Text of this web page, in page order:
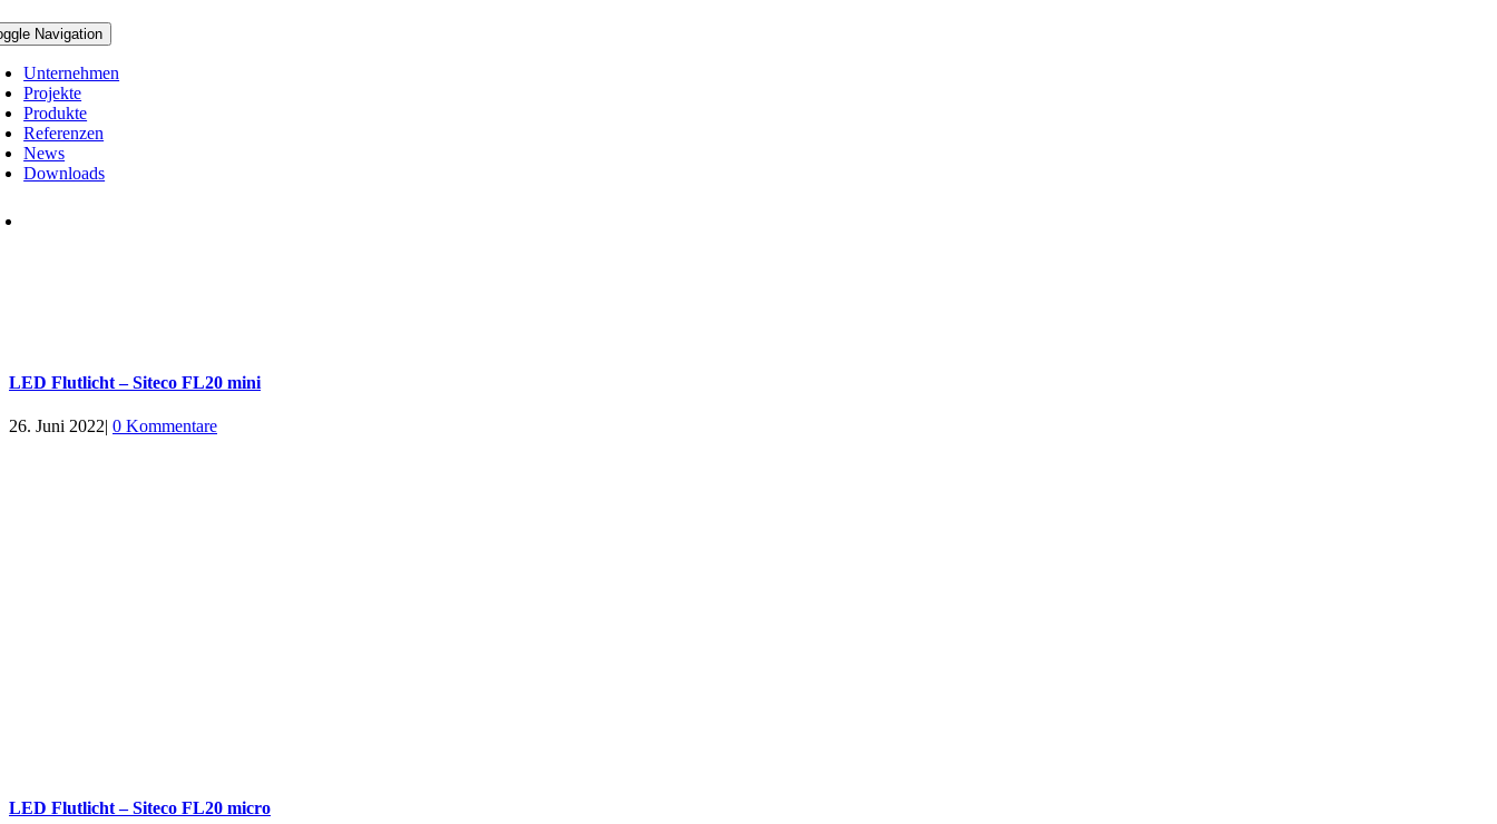
Navigation
Unternehmen
Projekte
Produkte
Referenzen
News
Downloads
LED Flutlicht – Siteco FL20 mini
26. Juni 2022| 0 Kommentare
LED Flutlicht – Siteco FL20 micro